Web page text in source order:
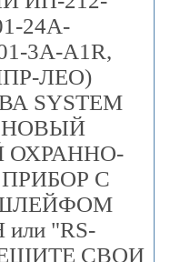
24А-
3А-A1R,
ЛЕО)
SYSTEM
НОВЫЙ
ОХРАННО-
С
"RS-
СВОИ